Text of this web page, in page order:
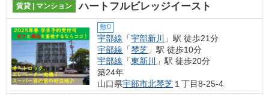
賃貸 | マンション ハートフルビレッジイースト
敷0
宇部線 「宇部新川
」駅 徒歩21分
宇部線 「琴芝 」駅 徒歩10分
宇部線 「東新川
」駅 徒歩20分
築24年
山口県宇部市北琴芝 １丁目8-25-4